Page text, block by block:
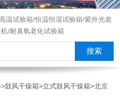
温试验箱/恒温恒湿试验箱/紫外光老
/耐臭氧老化试验箱
>鼓风干燥箱>立式鼓风干燥箱>北京